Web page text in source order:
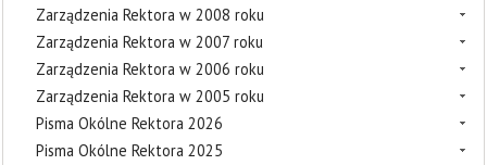
Zarządzenia Rektora w 2008 roku
Zarządzenia Rektora w 2007 roku
Zarządzenia Rektora w 2006 roku
Zarządzenia Rektora w 2005 roku
Pisma Okólne Rektora 2026
Pisma Okólne Rektora 2025